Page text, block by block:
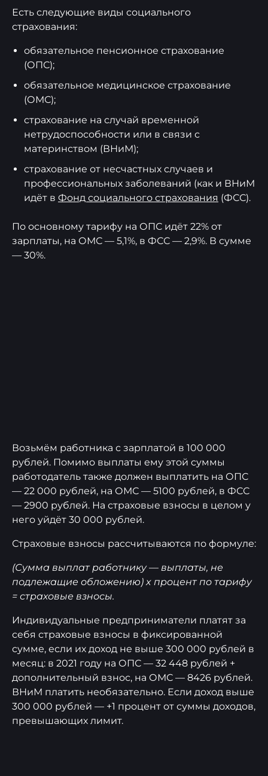
Есть следующие виды социального
страхования:
обязательное пенсионное страхование
(ОПС);
обязательное медицинское страхование
(ОМС);
страхование на случай временной
нетрудоспособности или в связи с
материнством (ВНиМ);
страхование от несчастных случаев и
профессиональных заболеваний (как и ВНиМ
идёт в Фонд социального страхования (ФСС).
По основному тарифу на ОПС идёт 22% от
зарплаты, на ОМС — 5,1%, в ФСС — 2,9%. В сумме
— 30%.
Возьмём работника с зарплатой в 100 000
рублей. Помимо выплаты ему этой суммы
работодатель также должен выплатить на ОПС
— 22 000 рублей, на ОМС — 5100 рублей, в ФСС
— 2900 рублей. На страховые взносы в целом у
него уйдёт 30 000 рублей.
Страховые взносы рассчитываются по формуле:
(Сумма выплат работнику — выплаты, не
подлежащие обложению) x процент по тарифу
= страховые взносы.
Индивидуальные предприниматели платят за
себя страховые взносы в фиксированной
сумме, если их доход не выше 300 000 рублей в
месяц: в 2021 году на ОПС — 32 448 рублей +
дополнительный взнос, на ОМС — 8426 рублей.
ВНиМ платить необязательно. Если доход выше
300 000 рублей — +1 процент от суммы доходов,
превышающих лимит.